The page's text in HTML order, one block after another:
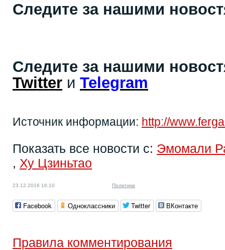
Следите за нашими
Следите за нашими
Twitter и Telegram
Источник информации: http://
Показать все новости с: Эмомали
, Ху Цзиньтао
23.12.2016 16:10 Политика
Facebook Одноклассники Twitter ВКонтакте
Правила комментирования